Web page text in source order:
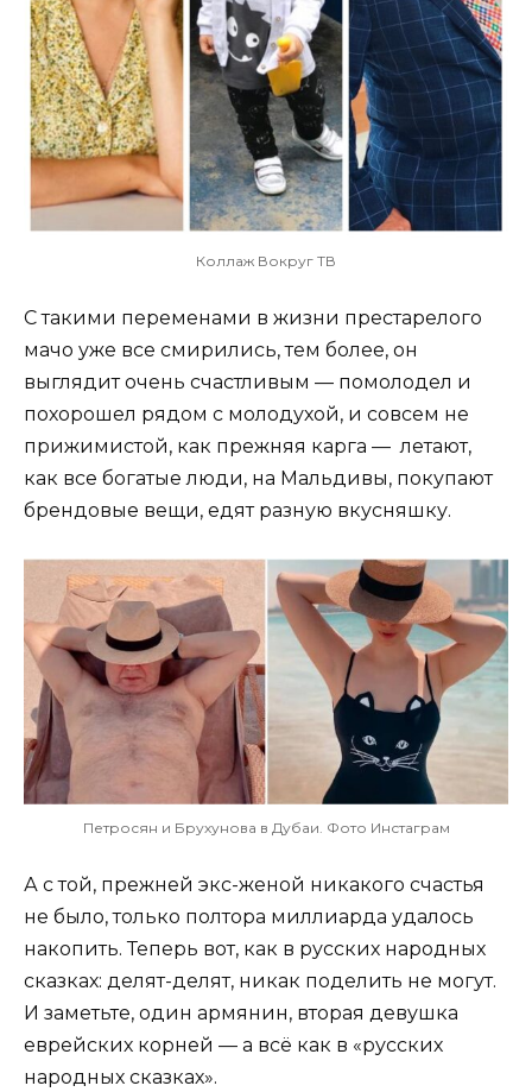
Коллаж Вокруг ТВ
С такими переменами в жизни престарелого
мачо уже все смирились, тем более, он
выглядит очень счастливым — помолодел и
похорошел рядом с молодухой, и совсем не
прижимистой, как прежняя карга — летают,
как все богатые люди, на Мальдивы, покупают
брендовые вещи, едят разную вкусняшку.
Петросян и Брухунова в Дубаи. Фото Инстаграм
А с той, прежней экс-женой никакого счастья
не было, только полтора миллиарда удалось
накопить. Теперь вот, как в русских народных
сказках: делят-делят, никак поделить не могут.
И заметьте, один армянин, вторая девушка
еврейских корней — а всё как в «русских
народных сказках».